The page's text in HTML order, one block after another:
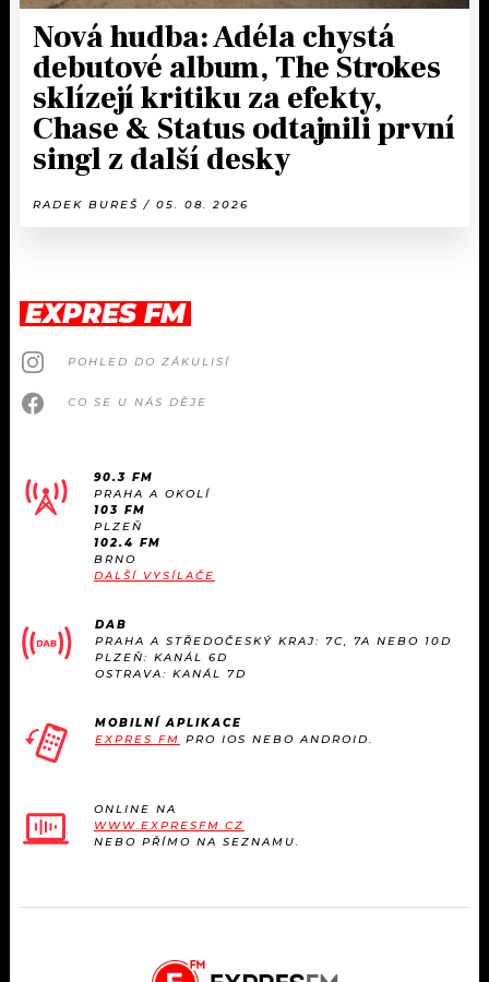
Nová hudba: Adéla chystá
debutové album, The Strokes
sklízejí kritiku za efekty,
Chase & Status odtajnili první
singl z další desky
RADEK BUREŠ / 05. 08. 2026
EXPRES FM
POHLED DO ZÁKULISÍ
CO SE U NÁS DĚJE
90.3 FM
PRAHA A OKOLÍ
103 FM
PLZEŇ
102.4 FM
BRNO
DALŠÍ VYSÍLAČE
DAB
PRAHA A STŘEDOČESKÝ KRAJ: 7C, 7A NEBO 10D
PLZEŇ: KANÁL 6D
OSTRAVA: KANÁL 7D
MOBILNÍ APLIKACE
EXPRES FM PRO IOS NEBO ANDROID.
ONLINE NA
WWW.EXPRESFM.CZ
NEBO PŘÍMO NA SEZNAMU.